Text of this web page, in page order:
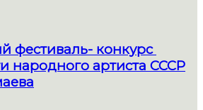
фестиваль- конкурс
народного артиста СССР